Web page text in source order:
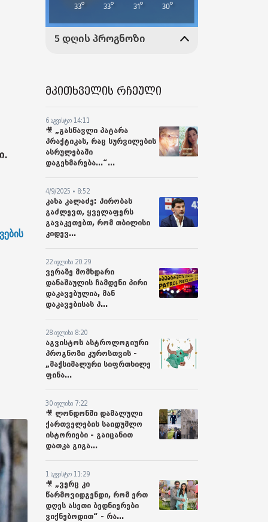
მკითხველის რჩეული
6 აგვისტო 14:11
🎥 „გასწავლი პატარა
პრაქტიკას, რაც სურვილების
ასრულებაში
დაგეხმარება...“...
4/9/2025 • 8:52
კახა კალაძე: პირობას
გაძლევთ, ყველაფერს
გავაკეთებთ, რომ თბილისი
კიდევ...
22 ივლისი 20:29
ვერაზე მომხდარი
დანაშაულის ჩამდენი პირი
დაკავებულია, მან
დაკავებისას პ...
28 ივლისი 8:20
აგვისტოს ასტროლოგიური
პროგნოზი კუროსთვის -
„მაქსიმალური სიფრთხილე
ფინა...
30 ივლისი 7:22
🎥 ლონდონში დამალული
ქართველების საიდუმლო
ისტორიები - გაიცანით
დათკა გიგა...
1 აგვისტო 11:29
🎥 „ვერც კი
წარმოვიდგენდი, რომ ერთ
დღეს ასეთი ბედნიერები
ვიქნებოდით“ - რა...